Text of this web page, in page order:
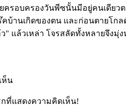
ครอบครองวันพีซนั้นมีอยู่คนเดียว
บ้านเกิดของตน และก่อนตายโก
" แล้วเหล่า โจรสลัดทั้งหลายจึงมุ่
ห็น
ที่แสดงความคิดเห็น!